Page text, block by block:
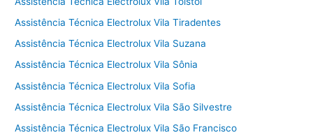
Assistência Técnica Electrolux Vila Tiradentes
Assistência Técnica Electrolux Vila Suzana
Assistência Técnica Electrolux Vila Sônia
Assistência Técnica Electrolux Vila Sofia
Assistência Técnica Electrolux Vila São Silvestre
Assistência Técnica Electrolux Vila São Francisco